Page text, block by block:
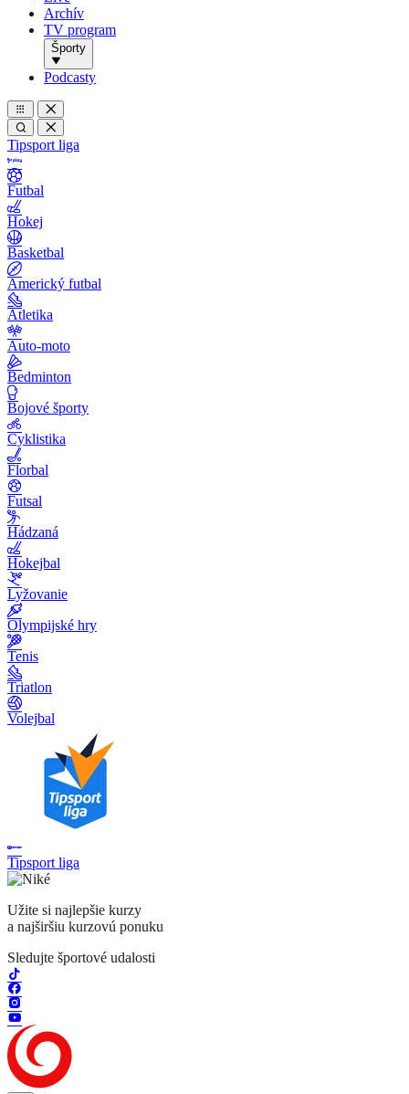
Archív
TV program
Športy
Podcasty
Tipsport liga
Futbal
Hokej
Basketbal
Americký futbal
Atletika
Auto-moto
Bedminton
Bojové športy
Cyklistika
Florbal
Futsal
Hádzaná
Hokejbal
Lyžovanie
Olympijské hry
Tenis
Triatlon
Volejbal
Tipsport liga
Užite si najlepšie kurzy
a najširšiu kurzovú ponuku
Sledujte športové udalosti